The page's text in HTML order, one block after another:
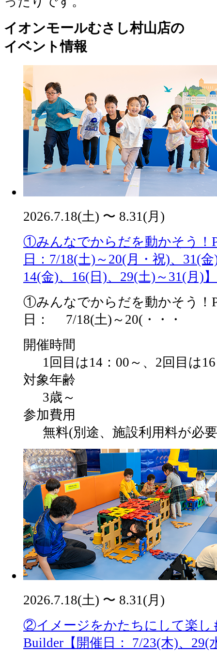
イオンモールむさし村山店の
イベント情報
2026.7.18(土) 〜 8.31(月)
①みんなでからだを動かそう！
日：7/18(土)～20(月・祝)、31(
14(金)、16(日)、29(土)～31(月)】
①みんなでからだを動かそう！
日： 7/18(土)～20(・・・
開催時間
1回目は14：00～、2回目は
対象年齢
3歳～
参加費用
無料(別途、施設利用料が必
2026.7.18(土) 〜 8.31(月)
②イメージをかたちにして楽し
Builder【開催日： 7/23(木)、29(